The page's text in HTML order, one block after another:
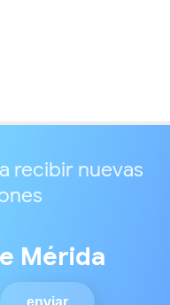
recibir nuevas
Mérida